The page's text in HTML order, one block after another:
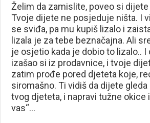
Želim da zamislite, poveo si
Tvoje dijete ne posjeduje ništa. I
se sviđa, pa mu kupiš lizalo i
lizala je za tebe beznačajna. Ali
je osjetio kada je dobio to lizalo.. I
izašao si iz prodavnice, i tvoje
zatim prođe pored djeteta koje,
siromašno. Ti vidiš da dijete gleda
tvog djeteta, i napravi tužne okice
vas“…